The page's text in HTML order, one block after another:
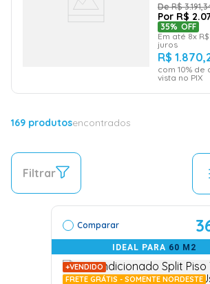
Volts
R$ 3.191,
R$ 2.
35% OFF
Em até 8x R$
juros
R$ 1.870,
com 10% de
vista no PIX
169 produtosencontrados
Filtrar
Comparar
IDEAL PARA 60 M2
+VENDIDO
FRETE GRÁTIS - SOMENTE NORDESTE
bebedouro